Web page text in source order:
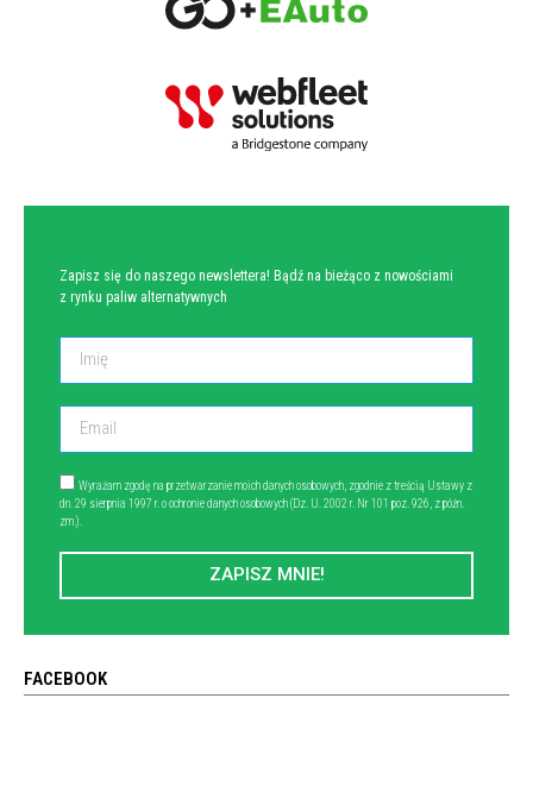
Zapisz się do naszego newslettera! Bądź na bieżąco z nowościami
z rynku paliw alternatywnych
Wyrażam zgodę na przetwarzanie moich danych osobowych, zgodnie z treścią Ustawy z
dn. 29 sierpnia 1997 r. o ochronie danych osobowych (Dz. U. 2002 r. Nr 101 poz. 926, z późn.
zm.).
ZAPISZ MNIE!
FACEBOOK